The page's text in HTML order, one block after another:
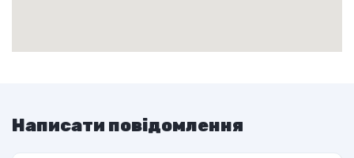
Написати повідомлення